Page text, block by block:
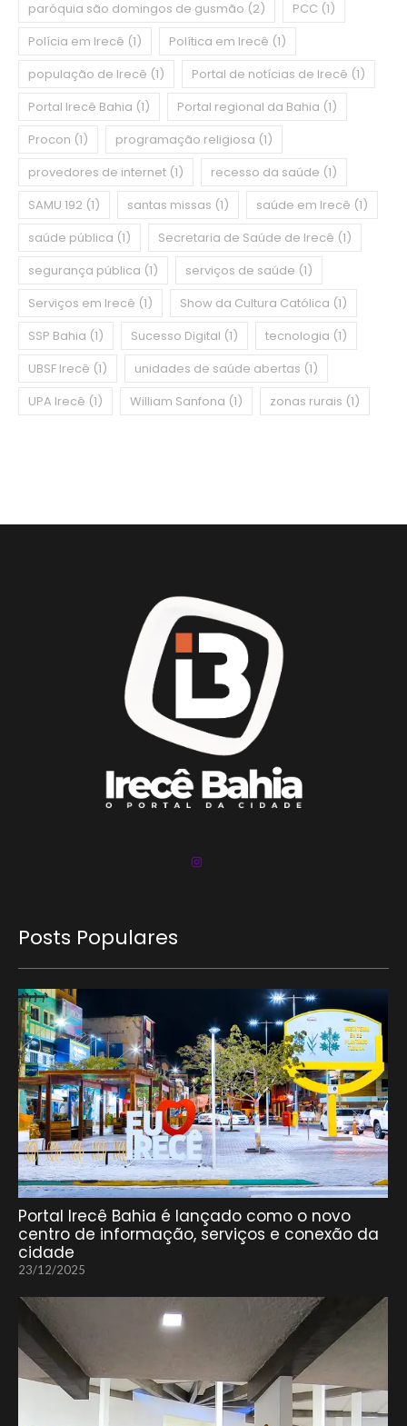
paróquia são domingos de gusmão (2) PCC (1)
Polícia em Irecê (1) Política em Irecê (1)
população de Irecê (1) Portal de notícias de Irecê (1)
Portal Irecê Bahia (1) Portal regional da Bahia (1)
Procon (1) programação religiosa (1)
provedores de internet (1) recesso da saúde (1)
SAMU 192 (1) santas missas (1) saúde em Irecê (1)
saúde pública (1) Secretaria de Saúde de Irecê (1)
segurança pública (1) serviços de saúde (1)
Serviços em Irecê (1) Show da Cultura Católica (1)
SSP Bahia (1) Sucesso Digital (1) tecnologia (1)
UBSF Irecê (1) unidades de saúde abertas (1)
UPA Irecê (1) William Sanfona (1) zonas rurais (1)
Posts Populares
Portal Irecê Bahia é lançado como o novo
centro de informação, serviços e conexão da
cidade
23/12/2025